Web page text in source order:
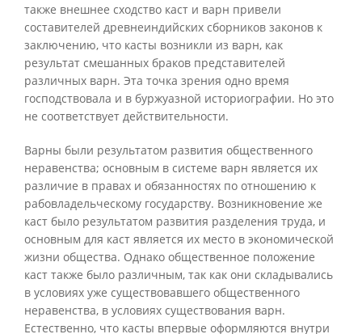
также внешнее сходство каст и варн привели
составителей древнеиндийских сборников законов к
заключению, что касты возникли из варн, как
результат смешанных браков представителей
различных варн. Эта точка зрения одно время
господствовала и в буржуазной историографии. Но это
не соответствует действительности.
Варны были результатом развития общественного
неравенства; основным в системе варн является их
различие в правах и обязанностях по отношению к
рабовладельческому государству. Возникновение же
каст было результатом развития разделения труда, и
основным для каст является их место в экономической
жизни общества. Однако общественное положение
каст также было различным, так как они складывались
в условиях уже существовавшего общественного
неравенства, в условиях существования варн.
Естественно, что касты впервые оформляются внутри